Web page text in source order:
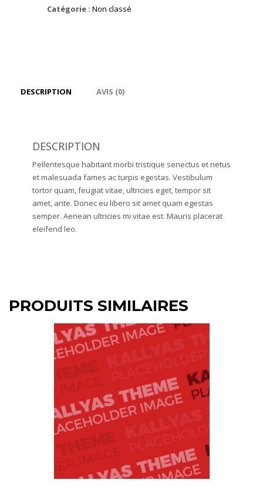
Boots
Catégorie : Non classé
DESCRIPTION AVIS (0)
DESCRIPTION
Pellentesque habitant morbi tristique senectus et netus
et malesuada fames ac turpis egestas. Vestibulum
tortor quam, feugiat vitae, ultricies eget, tempor sit
amet, ante. Donec eu libero sit amet quam egestas
semper. Aenean ultricies mi vitae est. Mauris placerat
eleifend leo.
PRODUITS SIMILAIRES